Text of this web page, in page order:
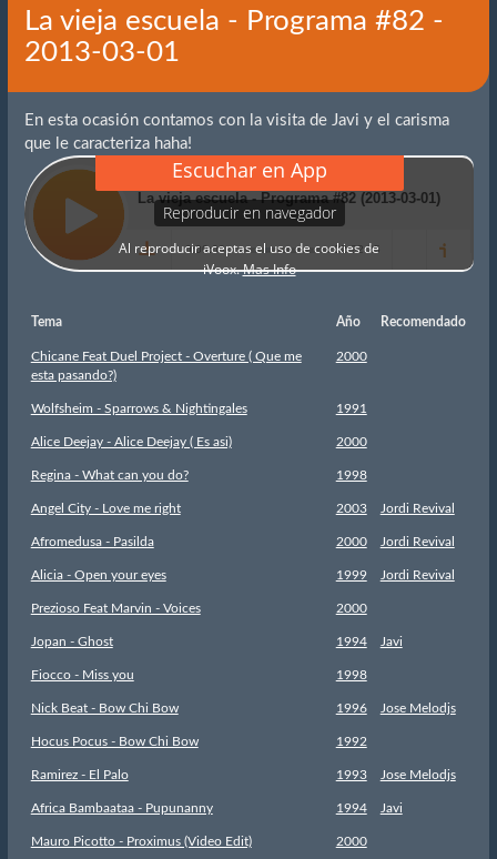
La vieja escuela - Programa #82 -
2013-03-01
En esta ocasión contamos con la visita de Javi y el carisma
que le caracteriza haha!
Tema Año Recomendado
Chicane Feat Duel Project - Overture ( Que me
esta pasando?)
2000
Wolfsheim - Sparrows & Nightingales 1991
Alice Deejay - Alice Deejay ( Es asi) 2000
Regina - What can you do? 1998
Angel City - Love me right 2003 Jordi Revival
Afromedusa - Pasilda 2000 Jordi Revival
Alicia - Open your eyes 1999 Jordi Revival
Prezioso Feat Marvin - Voices 2000
Jopan - Ghost 1994 Javi
Fiocco - Miss you 1998
Nick Beat - Bow Chi Bow 1996 Jose Melodjs
Hocus Pocus - Bow Chi Bow 1992
Ramirez - El Palo 1993 Jose Melodjs
Africa Bambaataa - Pupunanny 1994 Javi
Mauro Picotto - Proximus (Video Edit) 2000